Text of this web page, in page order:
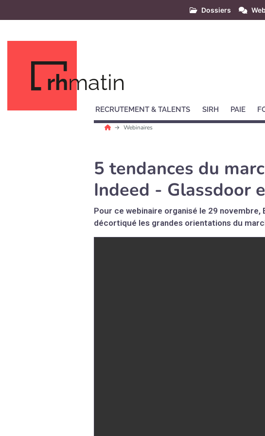
Dossiers
rhmatin
RECRUTEMENT & TALENTS SIRH PAIE
Webinaires
5 tendances du
Indeed - Glassdoor
Pour ce webinaire organisé le 29
décortiqué les grandes orientations du